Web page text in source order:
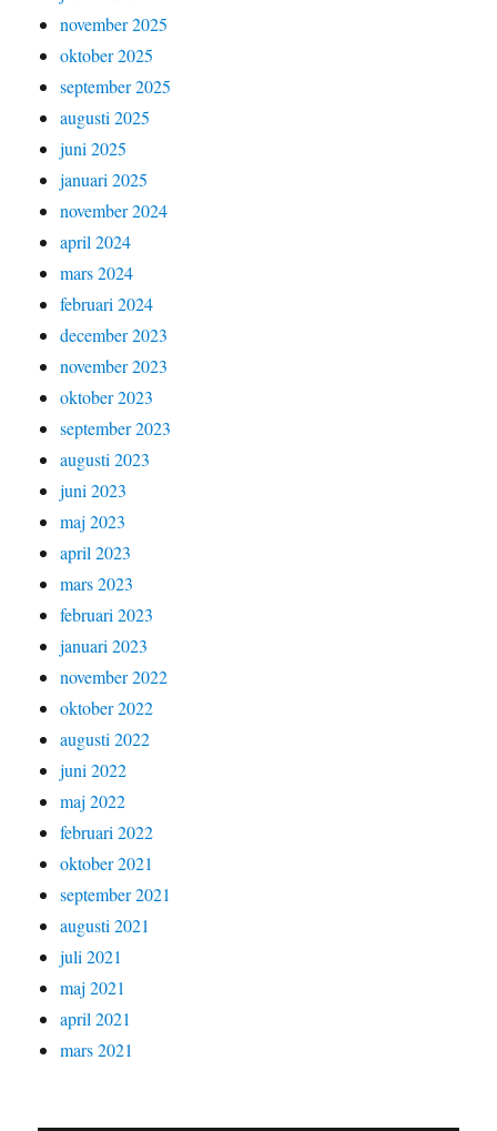
november 2025
oktober 2025
september 2025
augusti 2025
juni 2025
januari 2025
november 2024
april 2024
mars 2024
februari 2024
december 2023
november 2023
oktober 2023
september 2023
augusti 2023
juni 2023
maj 2023
april 2023
mars 2023
februari 2023
januari 2023
november 2022
oktober 2022
augusti 2022
juni 2022
maj 2022
februari 2022
oktober 2021
september 2021
augusti 2021
juli 2021
maj 2021
april 2021
mars 2021